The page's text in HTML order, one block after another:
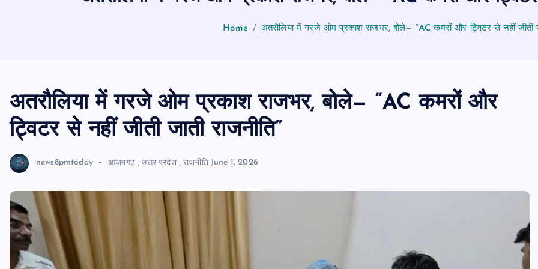
Home अतरौलिया में गरजे ओम प्रकाश राजभर, बोले— “AC कमरों और ट्विटर से नहीं जीती
अतरौलिया में गरजे ओम प्रकाश राजभर, बोले— “AC कमरों और
ट्विटर से नहीं जीती जाती राजनीति”
news8pmtoday आजमगढ़,उत्तर प्रदेश,राजनीति June 1, 2026
डॉ. धनन्जय पाण्डेय बने अध्यक्ष, डॉ. अलेन्द्र